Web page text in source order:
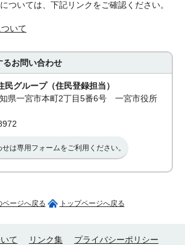
ついては、下記リンクをご確認ください。
いて
るお問い合わせ
グループ（住民登録担当）
県一宮市本町2丁目5番6号 一宮市役所
せは専用フォームをご利用ください。
ページへ戻る トップページへ戻る
て リンク集
プライバシーポリシー